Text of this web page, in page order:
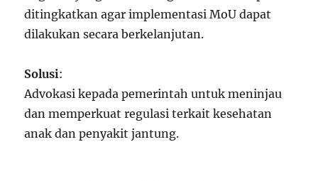
ditingkatkan agar implementasi MoU dapat
dilakukan secara berkelanjutan.
Solusi:
Advokasi kepada pemerintah untuk meninjau
dan memperkuat regulasi terkait kesehatan
anak dan penyakit jantung.